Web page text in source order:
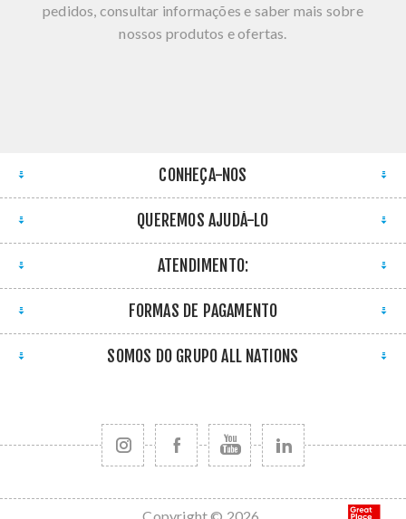
pedidos, consultar informações e saber mais sobre
nossos produtos e ofertas.
CONHEÇA-NOS
QUEREMOS AJUDÁ-LO
ATENDIMENTO:
FORMAS DE PAGAMENTO
SOMOS DO GRUPO ALL NATIONS